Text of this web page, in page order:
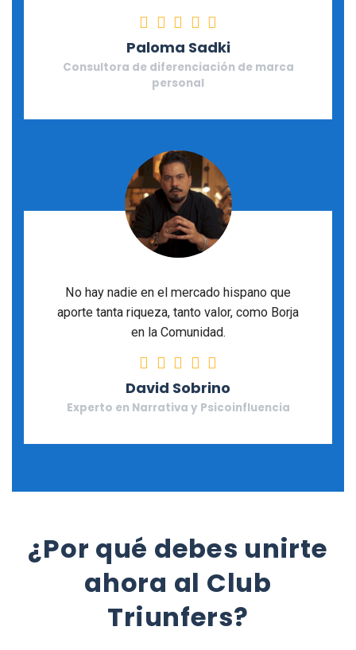
Rating: 5 stars
Paloma Sadki
Consultora de diferenciación de marca
personal
No hay nadie en el mercado hispano que
aporte tanta riqueza, tanto valor, como Borja
en la Comunidad.
Rating: 5 stars
David Sobrino
Experto en Narrativa y Psicoinfluencia
¿Por qué debes unirte
ahora al Club
Triunfers?